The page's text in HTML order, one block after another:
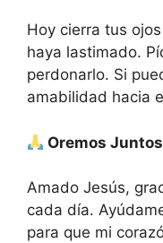
Hoy cierra tus
haya lastimado.
perdonarlo. Si
amabilidad hacia
Oremos Juntos
Amado Jesús,
cada día.
para que mi